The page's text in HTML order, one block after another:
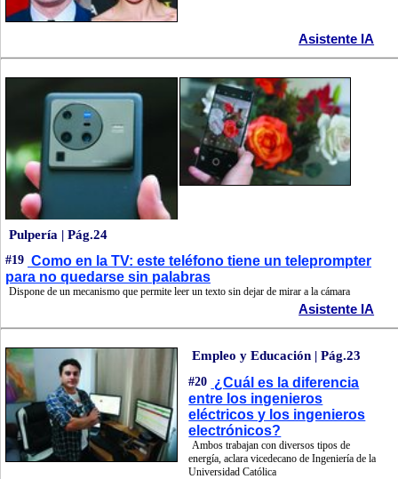
Asistente IA
Pulpería | Pág.24
#19 Como en la TV: este teléfono tiene un teleprompter
para no quedarse sin palabras
Dispone de un mecanismo que permite leer un texto sin dejar de mirar a la cámara
Asistente IA
Empleo y Educación | Pág.23
#20 ¿Cuál es la diferencia
entre los ingenieros
eléctricos y los ingenieros
electrónicos?
Ambos trabajan con diversos tipos de
energía, aclara vicedecano de Ingeniería de la
Universidad Católica